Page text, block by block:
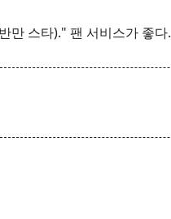
만 스타)." 팬 서비스가 좋다.